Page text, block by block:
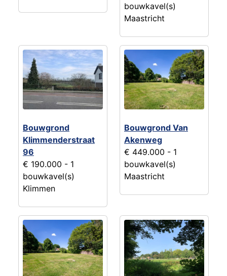
bouwkavel(s)
Maastricht
Bouwgrond
Klimmenderstraat
96
€ 190.000 - 1
bouwkavel(s)
Klimmen
Bouwgrond Van
Akenweg
€ 449.000 - 1
bouwkavel(s)
Maastricht